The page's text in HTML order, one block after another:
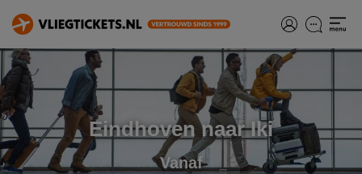
Eindhoven naar Iki
Vanaf